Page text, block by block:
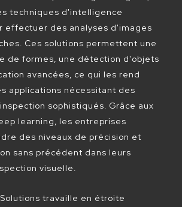
techniques d'intelligence
effectuer des analyses d'images
Ces solutions permettent une
de formes, une détection d'objets
avancées, ce qui les rend
applications nécessitant des
sophistiqués. Grâce aux
learning, les entreprises
des niveaux de précision et
sans précédent dans leurs
visuelle.
travaille en étroite